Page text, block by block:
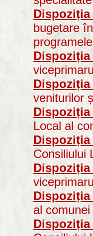
Dispoziția
bugetare
Dispoziția
Dispoziția
veniturilor
Dispoziția
Local al
Dispoziția
Consiliului
Dispoziția
Dispoziția
al
Dispoziția